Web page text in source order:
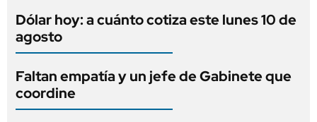
Dólar hoy: a cuánto cotiza este lunes 10 de
agosto
Faltan empatía y un jefe de Gabinete que
coordine